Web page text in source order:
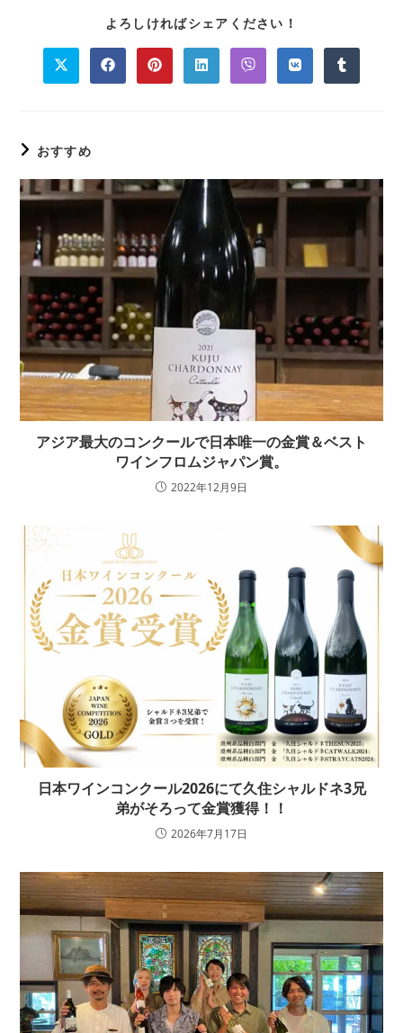
よろしければシェアください！
おすすめ
アジア最大のコンクールで日本唯一の金賞＆ベスト
ワインフロムジャパン賞。
2022年12月9日
日本ワインコンクール2026にて久住シャルドネ3兄
弟がそろって金賞獲得！！
2026年7月17日